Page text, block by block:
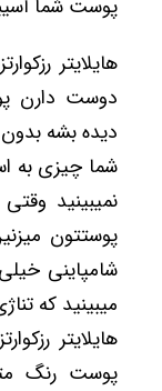
پوست شما
هایلایتر
دوست دارن
دیده بشه
شما چیزی به
نمیبینید
پوستتون
شامپاینی خیلی
میبینید که
هایلایتر
پوست رنگ